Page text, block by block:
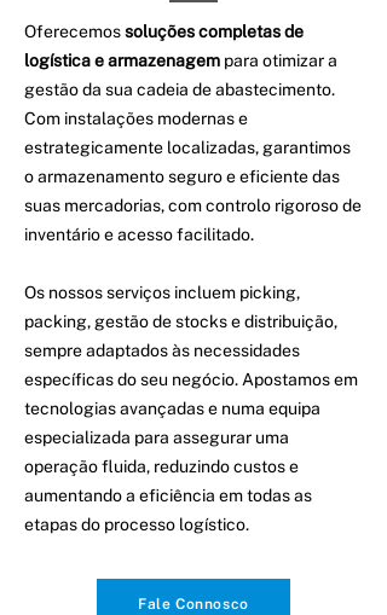
Oferecemossoluções completas de
logística e armazenagem para otimizar a
gestão da sua cadeia de abastecimento.
Com instalações modernas e
estrategicamente localizadas, garantimos
o armazenamento seguro e eficiente das
suas mercadorias, com controlo rigoroso de
inventário e acesso facilitado.
Os nossos serviços incluem picking,
packing, gestão de stocks e distribuição,
sempre adaptados às necessidades
específicas do seu negócio. Apostamos em
tecnologias avançadas e numa equipa
especializada para assegurar uma
operação fluida, reduzindo custos e
aumentando a eficiência em todas as
etapas do processo logístico.
Fale Connosco